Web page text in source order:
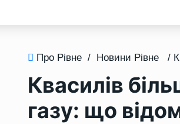
Про Рівне / Новини Рівне
Квасилів
газу: що